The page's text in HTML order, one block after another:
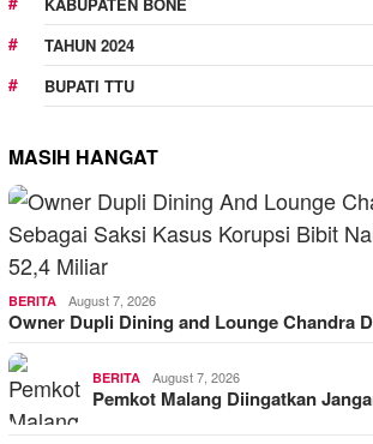
TAHUN 2024
BUPATI TTU
MASIH HANGAT
BERITA August 7, 2026
Owner Dupli Dining and Lounge Chandra
BERITA August 7, 2026
Pemkot Malang Diingatkan